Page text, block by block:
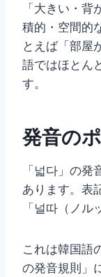
「大きい・
積的・空間的
とえば「部屋
語ではほとん
す。
発音の
「넓다」の
あります。表
「널따（ノル
これは韓国語
の発音規則」